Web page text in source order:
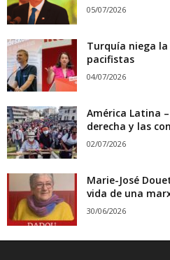
05/07/2026
Turquía niega
pacifistas
04/07/2026
América Latina
derecha y las
02/07/2026
Marie-José
vida de una
30/06/2026